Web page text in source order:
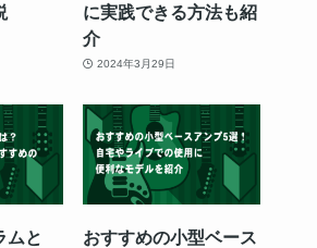
に実践できる方法も紹
介
2024年3月29日
ムと
おすすめの小型ベース